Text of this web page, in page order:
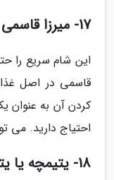
17- میرزا قاسمی
این شام سریع را
قاسمی در اصل
کردن آن به عنوان
احتیاج دارید. می
18- یتیمچه یا یتیمک